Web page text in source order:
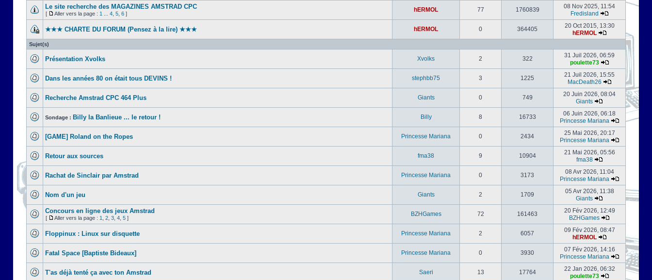
Le site recherche des MAGAZINES AMSTRAD CPC
[ Aller vers la page : 1 4 5 6 ]
hERMOL 77 1760839
08 Nov 2025, 11:54
Fredisland
★★★ CHARTE DU FORUM (Pensez à la lire) ★★★ hERMOL 0 364405
20 Oct 2015, 13:30
hERMOL
Sujet(s)
Présentation Xvolks Xvolks 2 322
31 Juil 2026, 06:59
poulette73
Dans les années 80 on était tous DEVINS ! stephbb75 3 1225
21 Juil 2026, 15:55
MacDeath26
Recherche Amstrad CPC 464 Plus Giants 0 749
20 Juin 2026, 08:04
Giants
Sondage : Billy la Banlieue ... le retour ! Billy 8 16733
06 Juin 2026, 06:18
Princesse Mariana
[GAME] Roland on the Ropes Princesse Mariana 0 2434
25 Mai 2026, 20:17
Princesse Mariana
Retour aux sources fma38 9 10904
21 Mai 2026, 05:56
fma38
Rachat de Sinclair par Amstrad Princesse Mariana 0 3173
08 Avr 2026, 11:04
Princesse Mariana
Nom d'un jeu Giants 2 1709
05 Avr 2026, 11:38
Giants
Concours en ligne des jeux Amstrad
[ Aller vers la page : 1 2 3 4 5 ]
BZHGames 72 161463
20 Fév 2026, 12:49
BZHGames
Floppinux : Linux sur disquette Princesse Mariana 2 6057
09 Fév 2026, 08:47
hERMOL
Fatal Space [Baptiste Bideaux] Princesse Mariana 0 3930
07 Fév 2026, 14:16
Princesse Mariana
T'as déjà tenté ça avec ton Amstrad Saeri 13 17764
22 Jan 2026, 06:32
poulette73